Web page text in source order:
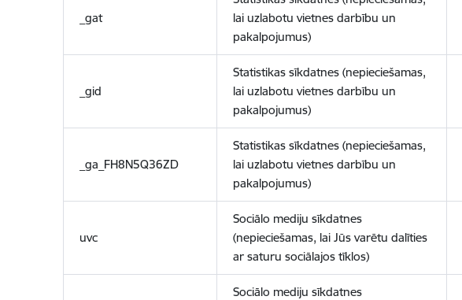
_gat
lai uzlabotu vietnes darbību un
pakalpojumus)
_gid
Statistikas sīkdatnes (nepieciešamas,
lai uzlabotu vietnes darbību un
pakalpojumus)
_ga_FH8N5Q36ZD
Statistikas sīkdatnes (nepieciešamas,
lai uzlabotu vietnes darbību un
pakalpojumus)
uvc
Sociālo mediju sīkdatnes
(nepieciešamas, lai Jūs varētu dalīties
ar saturu sociālajos tīklos)
Sociālo mediju sīkdatnes